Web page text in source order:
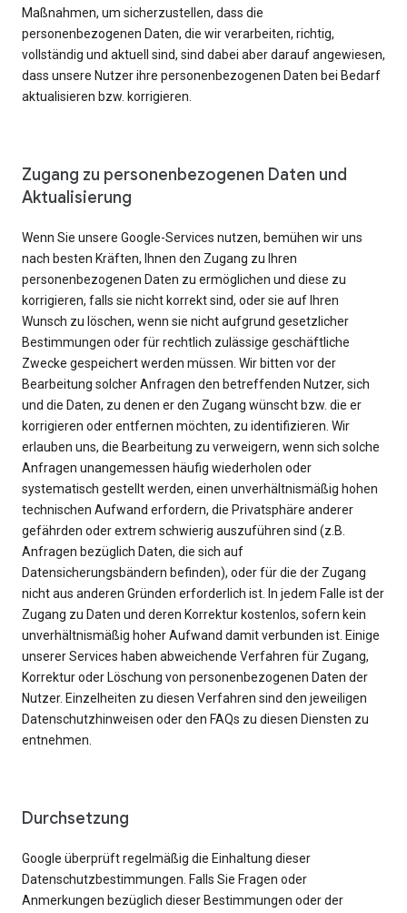
Maßnahmen, um sicherzustellen, dass die
personenbezogenen Daten, die wir verarbeiten, richtig,
vollständig und aktuell sind, sind dabei aber darauf angewiesen,
dass unsere Nutzer ihre personenbezogenen Daten bei Bedarf
aktualisieren bzw. korrigieren.
Zugang zu personenbezogenen Daten und
Aktualisierung
Wenn Sie unsere Google-Services nutzen, bemühen wir uns
nach besten Kräften, Ihnen den Zugang zu Ihren
personenbezogenen Daten zu ermöglichen und diese zu
korrigieren, falls sie nicht korrekt sind, oder sie auf Ihren
Wunsch zu löschen, wenn sie nicht aufgrund gesetzlicher
Bestimmungen oder für rechtlich zulässige geschäftliche
Zwecke gespeichert werden müssen. Wir bitten vor der
Bearbeitung solcher Anfragen den betreffenden Nutzer, sich
und die Daten, zu denen er den Zugang wünscht bzw. die er
korrigieren oder entfernen möchten, zu identifizieren. Wir
erlauben uns, die Bearbeitung zu verweigern, wenn sich solche
Anfragen unangemessen häufig wiederholen oder
systematisch gestellt werden, einen unverhältnismäßig hohen
technischen Aufwand erfordern, die Privatsphäre anderer
gefährden oder extrem schwierig auszuführen sind (z.B.
Anfragen bezüglich Daten, die sich auf
Datensicherungsbändern befinden), oder für die der Zugang
nicht aus anderen Gründen erforderlich ist. In jedem Falle ist der
Zugang zu Daten und deren Korrektur kostenlos, sofern kein
unverhältnismäßig hoher Aufwand damit verbunden ist. Einige
unserer Services haben abweichende Verfahren für Zugang,
Korrektur oder Löschung von personenbezogenen Daten der
Nutzer. Einzelheiten zu diesen Verfahren sind den jeweiligen
Datenschutzhinweisen oder den FAQs zu diesen Diensten zu
entnehmen.
Durchsetzung
Google überprüft regelmäßig die Einhaltung dieser
Datenschutzbestimmungen. Falls Sie Fragen oder
Anmerkungen bezüglich dieser Bestimmungen oder der